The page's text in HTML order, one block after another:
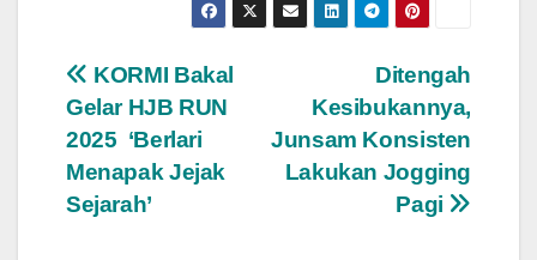
Navigasi
pos
Ditengah
Kesibukannya,
Junsam Konsisten
Lakukan Jogging
Pagi
KORMI Bakal
Gelar HJB RUN
2025 ‘Berlari
Menapak Jejak
Sejarah’